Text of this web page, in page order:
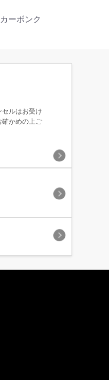
ーボンク
ルはお受け
かめの上ご